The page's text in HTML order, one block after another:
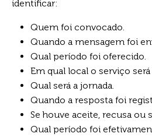
identificar:
Quem foi convocado.
Quando a mensagem foi
Qual período foi oferecido.
Em qual local o serviço será
Qual será a jornada.
Quando a resposta foi
Se houve aceite, recusa ou
Qual período foi